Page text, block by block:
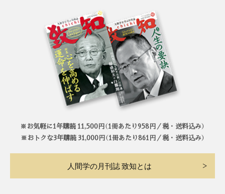
※お気軽に1年購読 11,500円（1冊あたり958円／税・送料込み）
※おトクな3年購読 31,000円（1冊あたり861円／税・送料込み）
人間学の月刊誌 致知とは